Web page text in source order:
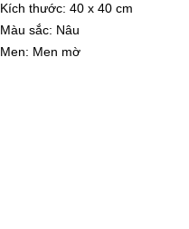
Kích thước: 40 x 40 cm
Màu sắc: Nâu
Men: Men mờ